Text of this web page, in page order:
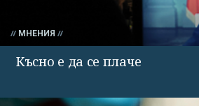
МНЕНИЯ
Късно е да се плаче